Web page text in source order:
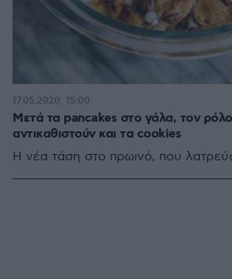
Μετά τα pancakes στο γάλα, τον
αντικαθιστούν και τα cookies
Η νέα τάση στο πρωινό, που
17.05.2020, 15:00